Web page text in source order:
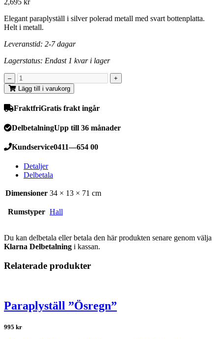
2,695 kr
Elegant paraplyställ i silver polerad metall med svart bottenplatta.
Helt i metall.
Leveranstid: 2-7 dagar
Lagerstatus: Endast 1 kvar i lager
Lägg till i varukorg
FraktfriGratis frakt ingår
DelbetalningUpp till 36 månader
Kundservice0411—654 00
Detaljer
Delbetala
Dimensioner 34 × 13 × 71 cm
Rumstyper Hall
Du kan delbetala eller betala den här produkten senare genom välja
Klarna Delbetalning i kassan.
Relaterade produkter
Paraplyställ ”Ösregn”
995 kr